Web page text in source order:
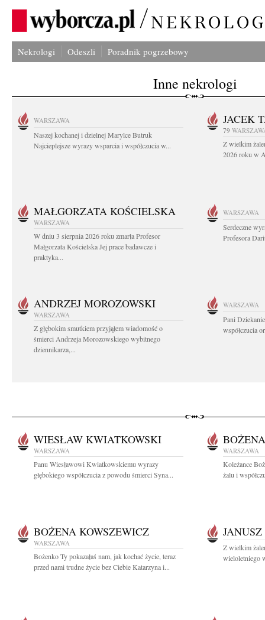
Nekrologi Odeszli Poradnik pogrzebowy
Inne nekrologi
WARSZAWA
Naszej kochanej i dzielnej Marylce Butruk
Najcieplejsze wyrazy wsparcia i współczucia w...
JACEK
79
Z wielkim
2026 roku w
MAŁGORZATA KOŚCIELSKA
WARSZAWA
W dniu 3 sierpnia 2026 roku zmarła Profesor
Małgorzata Kościelska Jej prace badawcze i
praktyka...
WARSZAWA
Serdeczne
Profesora
ANDRZEJ MOROZOWSKI
WARSZAWA
Z głębokim smutkiem przyjąłem wiadomość o
śmierci Andrzeja Morozowskiego wybitnego
dziennikarza,...
WARSZAWA
Pani
współczucia
WIESŁAW KWIATKOWSKI
WARSZAWA
Panu Wiesławowi Kwiatkowskiemu wyrazy
głębokiego współczucia z powodu śmierci Syna...
WARSZAWA
Koleżance
żalu i
BOŻENA KOWSZEWICZ
WARSZAWA
Bożenko Ty pokazałaś nam, jak kochać życie, teraz
przed nami trudne życie bez Ciebie Katarzyna i...
Z wielkim
wieloletniego